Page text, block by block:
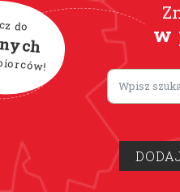
w
do
Lorem